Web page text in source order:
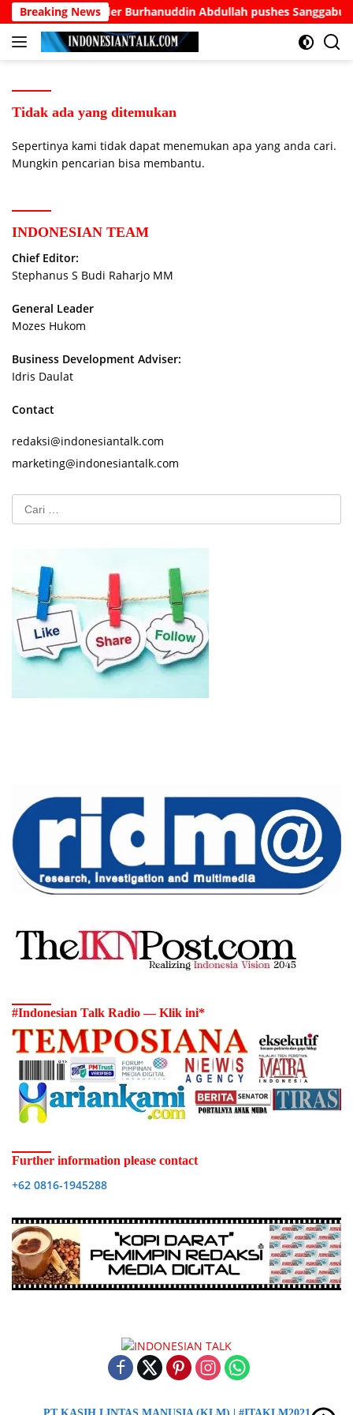
Langsung
ke
konten
Breaking News
Sundanese elder Burhanuddin Abdullah pushes
Tidak ada yang ditemukan
Sepertinya kami tidak dapat menemukan apa yang anda cari.
Mungkin pencarian bisa membantu.
INDONESIAN TEAM
Chief Editor:
Stephanus S Budi Raharjo MM
General Leader
Mozes Hukom
Business Development Adviser:
Idris Daulat
Contact
redaksi@indonesiantalk.com
marketing@indonesiantalk.com
Cari
untuk:
#Indonesian Talk Radio — Klik ini*
Further information please contact
+62 0816-1945288